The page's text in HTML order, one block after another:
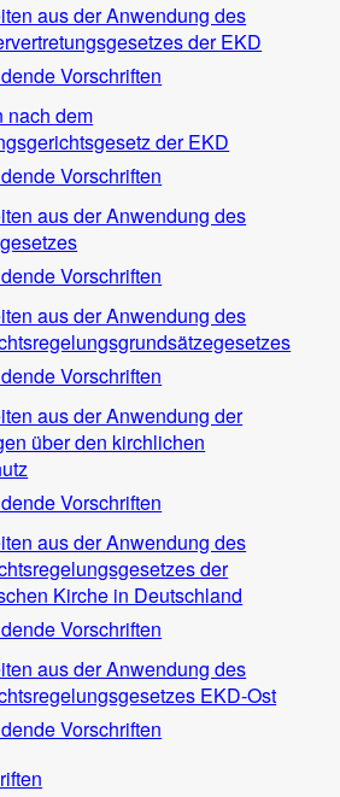
aus der Anwendung des
der EKD
Vorschriften
nach dem
der EKD
Vorschriften
aus der Anwendung des
Vorschriften
aus der Anwendung des
Vorschriften
aus der Anwendung der
über den kirchlichen
Vorschriften
aus der Anwendung des
der
Kirche in Deutschland
Vorschriften
aus der Anwendung des
EKD-Ost
Vorschriften